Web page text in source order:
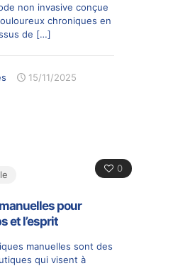
non invasive conçue
chroniques en
de […]
15/11/2025
0
pour
et l’esprit
manuelles sont des
qui visent à